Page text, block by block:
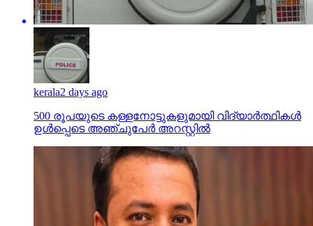
kerala2 days ago
500 രൂപയുടെ കള്ളനോട്ടുകളുമായി വിദ്യാര്‍ത്ഥികള്‍
ഉള്‍പ്പെടെ അഞ്ചുപേര്‍ അറസ്റ്റില്‍